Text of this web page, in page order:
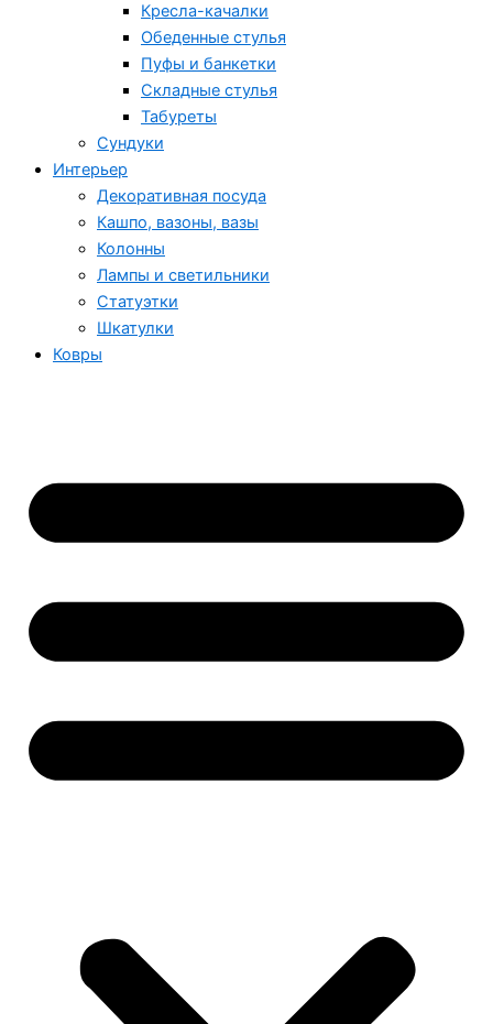
Кресла-качалки
Обеденные стулья
Пуфы и банкетки
Складные стулья
Табуреты
Сундуки
Интерьер
Декоративная посуда
Кашпо, вазоны, вазы
Колонны
Лампы и светильники
Статуэтки
Шкатулки
Ковры